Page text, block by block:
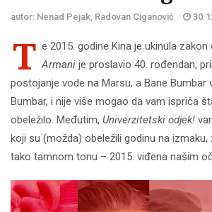
autor: Nenad Pejak, Radovan Ciganović
T e 2015. godine Kina je ukinula
Armani je proslavio 40. rođendan,
postojanje vode na Marsu, a Bane Bumbar
Bumbar, i nije više mogao da vam ispriča
obeležilo. Međutim, Univerzitetski odjek!
koji su (možda) obeležili godinu na izmaku,
tako tamnom tonu – 2015. viđena našim